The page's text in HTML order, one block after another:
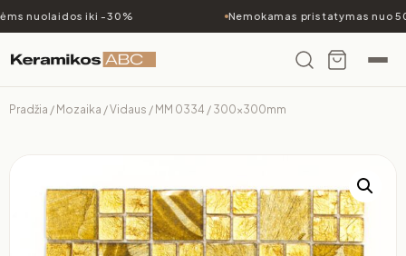
nuolaidos iki -30% Nemokamas pristatymas nuo
Pradžia / Mozaika /Vidaus / MM 0334 / 300x300mm